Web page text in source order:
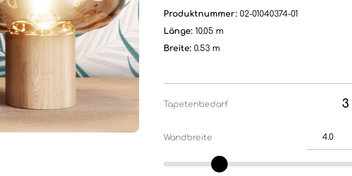
Produktnummer: 02-01040374-01
Länge: 10.05 m
Breite: 0.53 m
Tapetenbedarf 3
Wandbreite